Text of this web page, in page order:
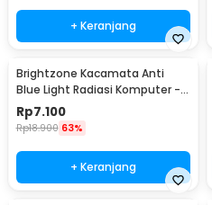
+ Keranjang
Brightzone Kacamata Anti
Blue Light Radiasi Komputer -
E27
Rp7.100
Rp18.900 63%
+ Keranjang